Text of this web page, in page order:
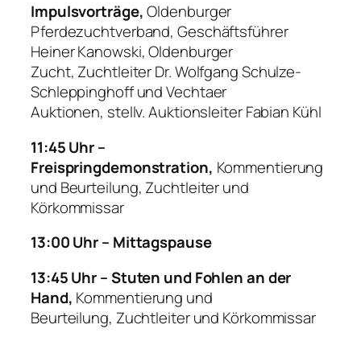
Impulsvorträge,Oldenburger
Pferdezuchtverband, Geschäftsführer
Heiner Kanowski,Oldenburger
Zucht, Zuchtleiter Dr. Wolfgang Schulze-
Schleppinghoff undVechtaer
Auktionen, stellv. Auktionsleiter Fabian Kühl
11:45 Uhr –
Freispringdemonstration, Kommentierung
und Beurteilung, Zuchtleiter und
Körkommissar
13:00 Uhr – Mittagspause
13:45 Uhr – Stuten und Fohlen an der
Hand, Kommentierung und
Beurteilung, Zuchtleiter und Körkommissar